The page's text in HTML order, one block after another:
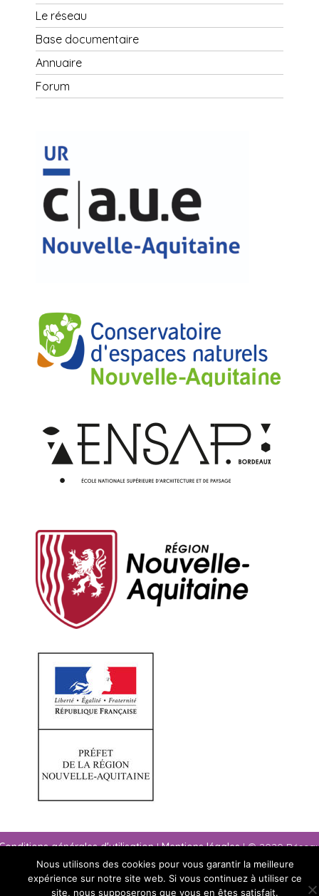
Le réseau
Base documentaire
Annuaire
Forum
générales d'utilisation|Mentions légales| © 2020
paysage Nouvelle-Aquitaine
Nous utilisons des cookies pour vous garantir la meilleure
expérience sur notre site web. Si vous continuez à utiliser ce
site, nous supposerons que vous en êtes satisfait.